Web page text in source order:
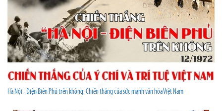
Hà Nội - Điện Biên Phủ trên không: Chiến thắng của sức mạnh văn hóa Việt Nam